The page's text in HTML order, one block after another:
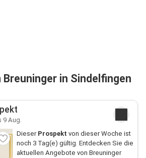
in Sindelfingen
9 Aug.
Dieser Prospekt von dieser Woche ist
noch 3 Tag(e) gültig. Entdecken Sie die
aktuellen Angebote von Breuninger